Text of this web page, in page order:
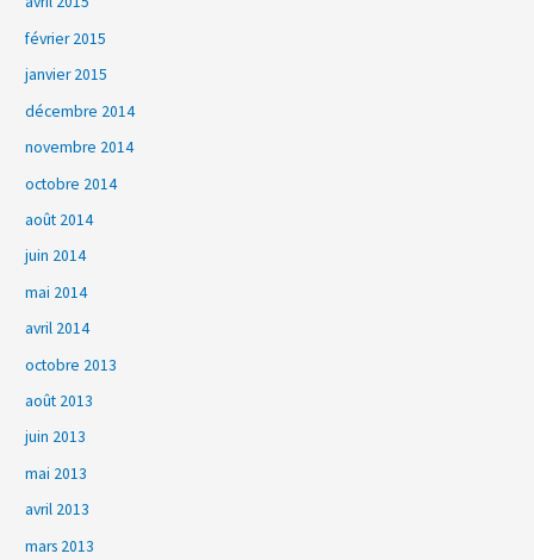
février 2015
janvier 2015
décembre 2014
novembre 2014
octobre 2014
août 2014
juin 2014
mai 2014
avril 2014
octobre 2013
août 2013
juin 2013
mai 2013
avril 2013
mars 2013